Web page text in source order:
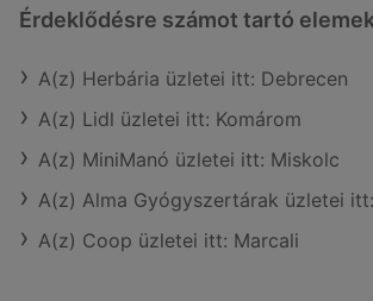
Érdeklődésre számot tartó
A(z) Herbária üzletei itt: Debrecen
A(z) Lidl üzletei itt: Komárom
A(z) MiniManó üzletei itt: Miskolc
A(z) Alma Gyógyszertárak üzletei
A(z) Coop üzletei itt: Marcali